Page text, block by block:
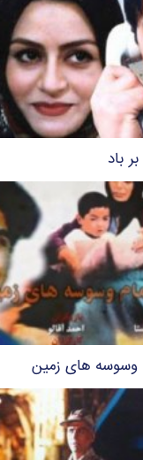
باد
وسوسه های زمین